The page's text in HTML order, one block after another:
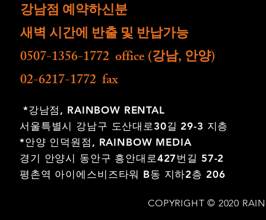
​강남점 예약하신분
새벽 시간에 반출 및 반납가능
0507-1356-1772 office (강남, 안양)
02-6217-1772 fax
*강남점, RAINBOW RENTAL
서울특별시 강남구 도산대로30길 29-3 지층
*안양 인덕원점, RAINBOW MEDIA
경기 안양시 동안구 흥안대로427번길 57-2
평촌역 아이에스비즈타워 B동 지하2층 206
COPYRIGHT © 2020